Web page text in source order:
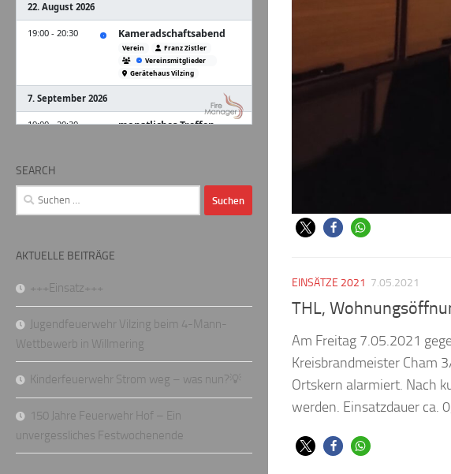
EINSÄTZE 2021 7.05.2021
THL,
Am Freitag 7.05.2021
Kreisbrandmeister Cham
Ortskern alarmiert. Nach
werden. Einsatzdauer ca.
SEARCH
Suchen
nach:
AKTUELLE BEITRÄGE
+++Einsatz+++
Jugendfeuerwehr Vilzing beim 4-Mann-
Wettbewerb in Willmering
Kinderfeuerwehr Strom weg – was nun?💡
150 Jahre Feuerwehr Hof – Ein
unvergessliches Festwochenende